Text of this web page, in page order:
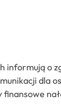
informują o
dla